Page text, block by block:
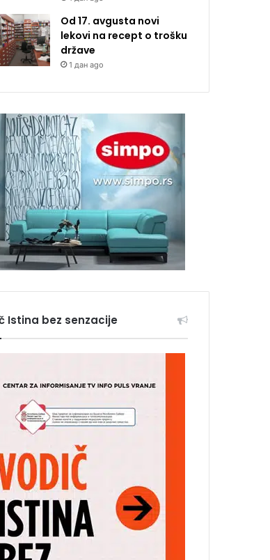
Od 17. avgusta novi
lekovi na recept o trošku
države
1 дан ago
Istina bez senzacije